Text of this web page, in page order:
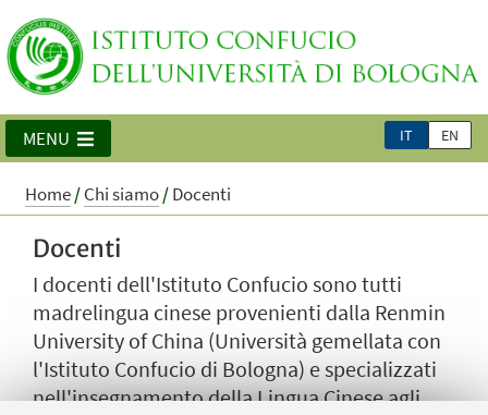
IT EN
MENU
Home/Chi siamo/Docenti
Docenti
I docenti dell'Istituto Confucio sono tutti
madrelingua cinese provenienti dalla Renmin
University of China (Università gemellata con
l'Istituto Confucio di Bologna) e specializzati
nell'insegnamento della Lingua Cinese agli